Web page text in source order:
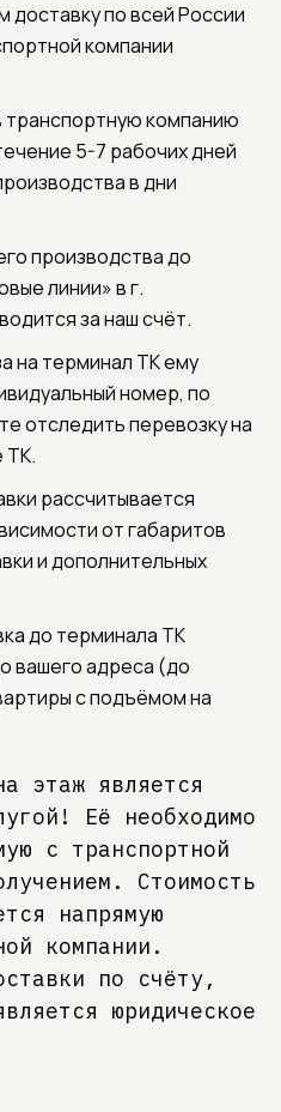
по всей России
компании
транспортную компанию
5-7 рабочих дней
в дни
производства до
линии» в г.
за наш счёт.
на терминал ТК ему
номер, по
отследить перевозку на
ТК.
рассчитывается
от габаритов
и дополнительных
до терминала ТК
вашего адреса (до
с подъёмом на
этаж является
Её необходимо
с транспортной
Стоимость
напрямую
компании.
по счёту,
юридическое